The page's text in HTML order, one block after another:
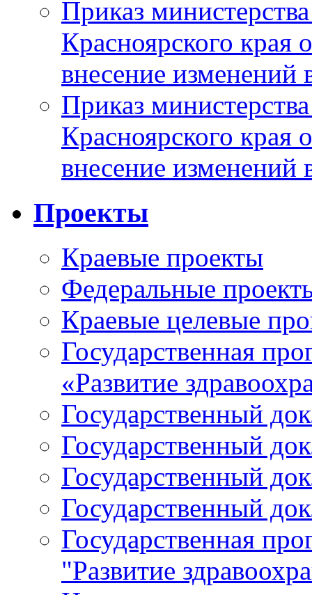
Приказ
Красноярского
внесение изменений
Приказ
Красноярского
внесение изменений
Проекты
Краевые проекты
Федеральные
Краевые целевые
Государственная
«Развитие
Государственный
Государственный
Государственный
Государственный
Государственная
"Развитие